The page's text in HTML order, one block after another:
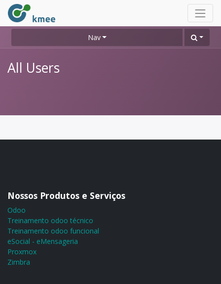
Nav
All Users
Nossos Produtos e Serviços
Odoo
Treinamento odoo técnico
Treinamento odoo funcional
eSocial - eMensageria
Proxmox
Zimbra